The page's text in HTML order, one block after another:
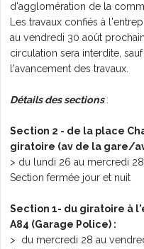
d'agglomération de la
Les travaux confiés à
au vendredi 30 août
circulation sera interdite,
l'avancement destravaux.
Détails des sections:
Section 2 - de la place
giratoire (av de la gare/
> du lundi 26 au mercredi
Section fermée jour et nuit
Section 1- du giratoire à
A84 (Garage Police) :
> du mercredi 28 au